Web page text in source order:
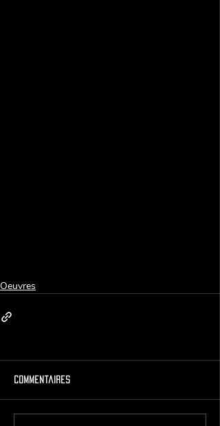
Oeuvres
Commentaires